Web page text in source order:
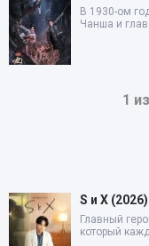
В 1930-ом
Чанша и
1
S и X (2026)
Главный
который